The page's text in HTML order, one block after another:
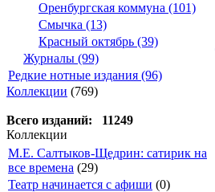
Оренбургская коммуна (101)
Смычка (13)
Красный октябрь (39)
Журналы (99)
Редкие нотные издания (96)
Коллекции (769)
Всего изданий: 11249
Коллекции
М.Е. Салтыков-Щедрин: сатирик на
все времена (29)
Театр начинается с афиши (0)